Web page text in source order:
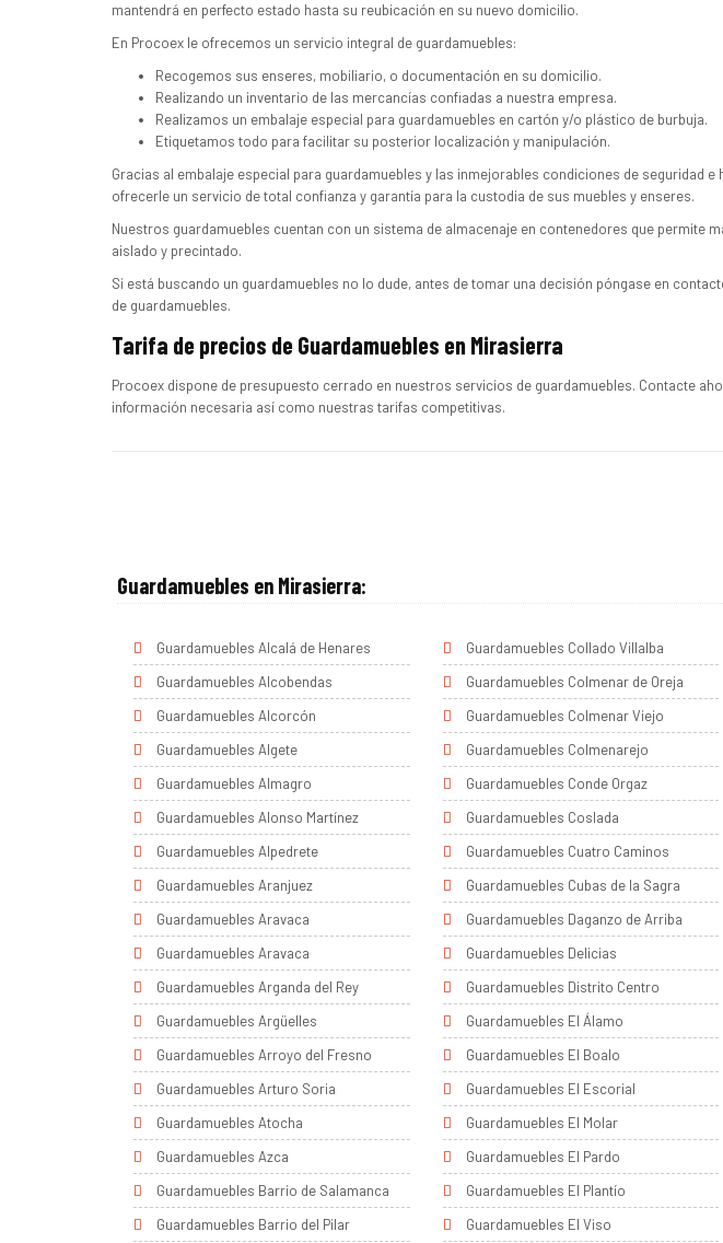
mantendrá en perfecto estado hasta su reubicación en su nuevo domicilio.
En Procoex le ofrecemos un servicio integral de guardamuebles:
Recogemos sus enseres, mobiliario, o documentación en su domicilio.
Realizando un inventario de las mercancías confiadas a nuestra empresa.
Realizamos un embalaje especial para guardamuebles en cartón y/o plástico de burbuja.
Etiquetamos todo para facilitar su posterior localización y manipulación.
Gracias al embalaje especial para guardamuebles y las inmejorables condiciones de seguridad
ofrecerle un servicio de total confianza y garantía para la custodia de sus muebles y enseres.
Nuestros guardamuebles cuentan con un sistema de almacenaje en contenedores que permite
aislado y precintado.
Si está buscando un guardamuebles no lo dude, antes de tomar una decisión póngase en
de guardamuebles.
Tarifa de precios de Guardamuebles en Mirasierra
Procoex dispone de presupuesto cerrado en nuestros servicios de guardamuebles. Contacte
información necesaria así como nuestras tarifas competitivas.
Guardamuebles en Mirasierra:
Guardamuebles Alcalá de Henares
Guardamuebles Alcobendas
Guardamuebles Alcorcón
Guardamuebles Algete
Guardamuebles Almagro
Guardamuebles Alonso Martínez
Guardamuebles Alpedrete
Guardamuebles Aranjuez
Guardamuebles Aravaca
Guardamuebles Aravaca
Guardamuebles Arganda del Rey
Guardamuebles Argüelles
Guardamuebles Arroyo del Fresno
Guardamuebles Arturo Soria
Guardamuebles Atocha
Guardamuebles Azca
Guardamuebles Barrio de Salamanca
Guardamuebles Barrio del Pilar
Guardamuebles Collado Villalba
Guardamuebles Colmenar de Oreja
Guardamuebles Colmenar Viejo
Guardamuebles Colmenarejo
Guardamuebles Conde Orgaz
Guardamuebles Coslada
Guardamuebles Cuatro Caminos
Guardamuebles Cubas de la Sagra
Guardamuebles Daganzo de Arriba
Guardamuebles Delicias
Guardamuebles Distrito Centro
Guardamuebles El Álamo
Guardamuebles El Boalo
Guardamuebles El Escorial
Guardamuebles El Molar
Guardamuebles El Pardo
Guardamuebles El Plantío
Guardamuebles El Viso